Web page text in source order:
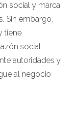
social y marca
Sin embargo,
tiene
social
autoridades y
al negocio